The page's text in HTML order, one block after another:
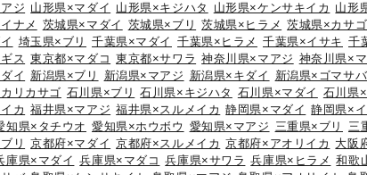
ジ 山形県×マダイ 山形県×キジハタ 山形県×ケンサキイカ 山形
ナメ 茨城県×マダイ 茨城県×ブリ 茨城県×ヒラメ 茨城県×カサゴ
埼玉県×ブリ 千葉県×マダイ 千葉県×ヒラメ 千葉県×イサキ 千
ス 東京都×マダコ 東京都×サワラ 神奈川県×マアジ 神奈川県×
イ 新潟県×ブリ 新潟県×マアジ 新潟県×キダイ 新潟県×ゴマサバ
リカサゴ 石川県×ブリ 石川県×キジハタ 石川県×マダイ 石川県
カ 福井県×マアジ 福井県×スルメイカ 静岡県×マダイ 静岡県×
知県×タチウオ 愛知県×ホウボウ 愛知県×マアジ 三重県×ブリ 三
リ 京都府×マダイ 京都府×スルメイカ 京都府×アオリイカ 大阪
庫県×マダイ 兵庫県×マダコ 兵庫県×サワラ 兵庫県×ヒラメ 和歌